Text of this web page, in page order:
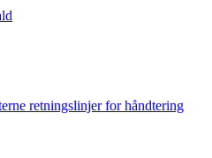
retningslinjer for håndtering